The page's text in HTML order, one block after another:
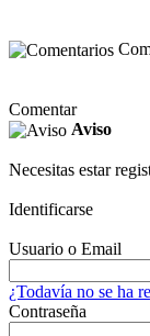
Comentar
Aviso
Necesitas estar
Identificarse
Usuario o Email
¿Todavía no se ha
Contraseña